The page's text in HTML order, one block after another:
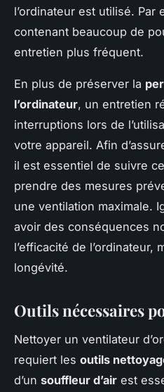
l’ordinateur est utilisé. Par
contenant beaucoup de
entretien plus fréquent.
En plus de préserver la
l’ordinateur, un entretien
interruptions lors de
votre appareil. Afin
il est essentiel de suivre
prendre des mesures
une ventilation maximale.
avoir des conséquences
l’efficacité de l’ordinateur,
longévité.
Outils nécessaires
Nettoyer un ventilateur
requiert les outils
d’un souffleur d’air est